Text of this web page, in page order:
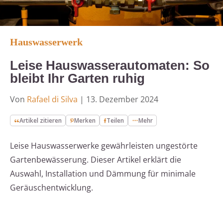
Hauswasserwerk
Leise Hauswasserautomaten: So
bleibt Ihr Garten ruhig
Von Rafael di Silva | 13. Dezember 2024
Artikel zitieren Merken Teilen Mehr
Leise Hauswasserwerke gewährleisten ungestörte
Gartenbewässerung. Dieser Artikel erklärt die
Auswahl, Installation und Dämmung für minimale
Geräuschentwicklung.